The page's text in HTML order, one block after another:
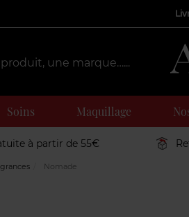
Soins Maquillage
à partir de 55€
Nomade